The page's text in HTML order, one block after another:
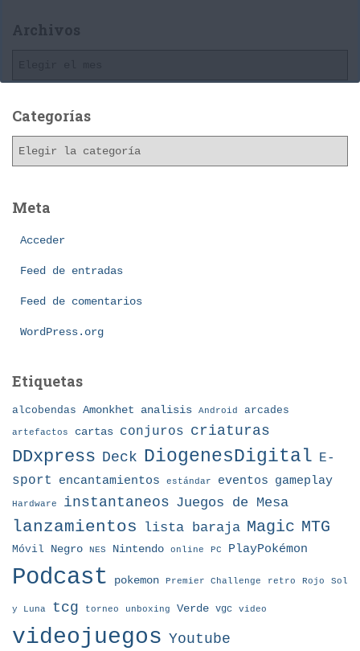
Archivos
h
o
Categorías
g
Meta
Acceder
Feed de entradas
Feed de comentarios
WordPress.org
Etiquetas
alcobendas Amonkhet analisis Android arcades
artefactos cartas conjuros criaturas
DDxpress Deck DiogenesDigital E-
sport
encantamientos estándar eventos gameplay
Hardware instantaneos Juegos de Mesa
lanzamientos lista baraja Magic MTG
Móvil Negro NES Nintendo online PC PlayPokémon
Podcast pokemon Premier Challenge retro Rojo Sol
y Luna tcg torneo unboxing Verde vgc video
videojuegos Youtube